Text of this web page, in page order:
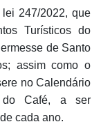
247/2022, que
Turísticos do
de Santo
assim como o
no Calendário
Café, a ser
cada ano.